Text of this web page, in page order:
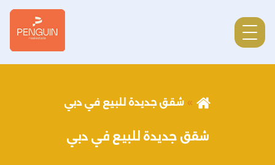
شقق جديدة للبيع في دبي
شقق جديدة للبيع في دبي